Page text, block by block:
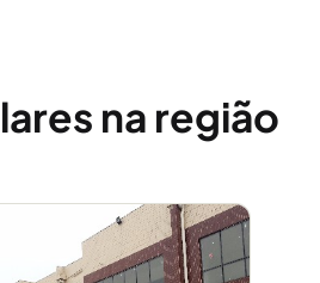
na região